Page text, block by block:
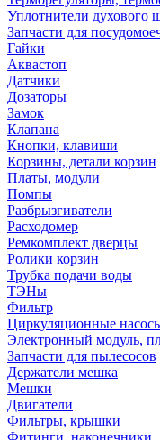
Уплотнители духового
Запчасти для
Гайки
Аквастоп
Датчики
Дозаторы
Замок
Клапана
Кнопки, клавиши
Корзины, детали корзин
Платы, модули
Помпы
Разбрызгиватели
Расходомер
Ремкомплект дверцы
Ролики корзин
Трубка подачи воды
ТЭНы
Фильтр
Циркуляционные
Электронный модуль,
Запчасти для пылесосов
Держатели мешка
Мешки
Двигатели
Фильтры, крышки
Фитинги, наконечники